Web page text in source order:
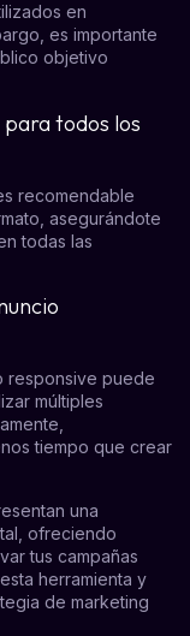
en
es importante
objetivo
todos los
recomendable
asegurándote
todas las
responsive puede
múltiples
tiempo que crear
una
ofreciendo
tus campañas
herramienta y
de marketing